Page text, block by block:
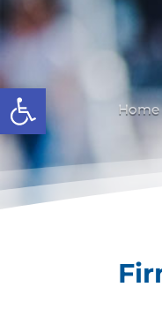
Abrir barra de
Home